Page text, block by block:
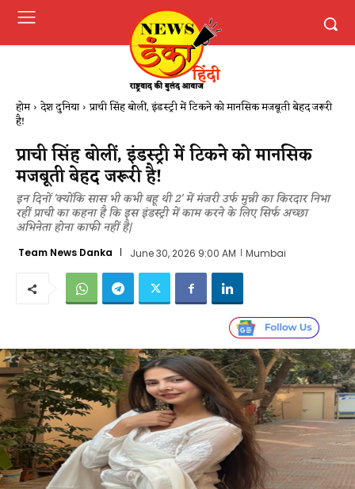
होम देश दुनिया प्राची सिंह बोलीं, इंडस्ट्री में टिकने को मानसिक मजबूती बेहद जरूरी
है!
प्राची सिंह बोलीं, इंडस्ट्री में टिकने को मानसिक
मजबूती बेहद जरूरी है!
इन दिनों 'क्योंकि सास भी कभी बहू थी 2' में मंजरी उर्फ मुन्नी का किरदार निभा
रहीं प्राची का कहना है कि इस इंडस्ट्री में काम करने के लिए सिर्फ अच्छा
अभिनेता होना काफी नहीं है|
Team News Danka June 30, 2026 9:00 AM Mumbai